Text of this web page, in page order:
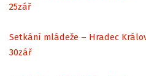
25zář
Setkání mládeže – Hradec
30zář